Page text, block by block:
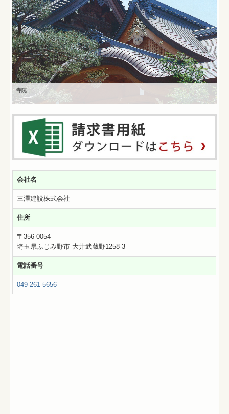
会社名
三澤建設株式会社
住所
〒356-0054
埼玉県ふじみ野市 大井武蔵野1258-3
電話番号
049-261-5656
寺院